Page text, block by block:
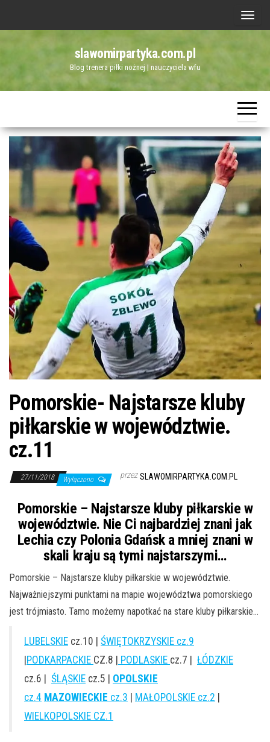
P
ą
c
z
n
a
w
i
g
j
ę
slawomirpartyka.com.pl
Blog trenera piłki nożnej | nauczyciela wfu
Pomorskie- Najstarsze kluby
piłkarskie w województwie.
cz.11
27/11/2018 Wyłączono przez SLAWOMIRPARTYKA.COM.PL
Pomorskie – Najstarsze kluby piłkarskie w
województwie. Nie Ci najbardziej znani jak
Lechia czy Polonia Gdańsk a mniej znani w
skali kraju są tymi najstarszymi…
Pomorskie – Najstarsze kluby piłkarskie w województwie.
Najważniejszymi punktami na mapie województwa pomorskiego
jest trójmiasto. Tamo możemy napotkać na stare kluby piłkarskie…
LUBELSKIE cz.10 | ŚWIĘTOKRZYSKIE cz.9
|PODKARPACKIE CZ.8 | PODLASKIE cz.7 | ŁÓDZKIE
cz.6 | ŚLĄSKIE cz.5 | OPOLSKIE
cz.4 MAZOWIECKIE cz.3 | MAŁOPOLSKIE cz.2 |
WIELKOPOLSKIE CZ.1